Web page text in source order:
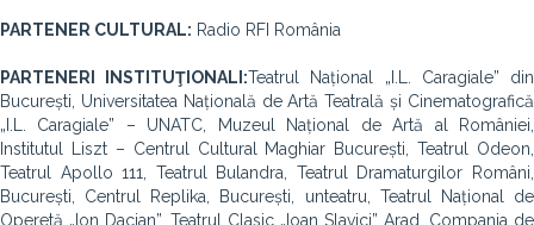
PARTENER CULTURAL: Radio RFI România
PARTENERI INSTITUŢIONALI:Teatrul Național „I.L. Caragiale” din
București, Universitatea Națională de Artă Teatrală și Cinematografică
„I.L. Caragiale” – UNATC, Muzeul Național de Artă al României,
Institutul Liszt – Centrul Cultural Maghiar București, Teatrul Odeon,
Teatrul Apollo 111, Teatrul Bulandra, Teatrul Dramaturgilor Români,
București, Centrul Replika, București, unteatru, Teatrul Național de
Operetă „Ion Dacian”, Teatrul Clasic „Ioan Slavici” Arad, Compania de